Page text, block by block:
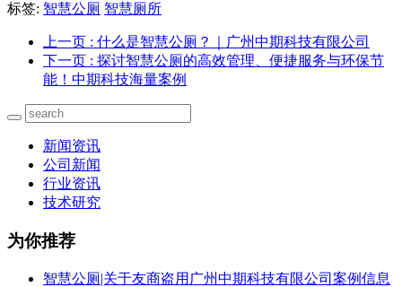
标签: 智慧公厕 智慧厕所
上一页 : 什么是智慧公厕？｜广州中期科技有限公司
下一页 : 探讨智慧公厕的高效管理、便捷服务与环保节
能！中期科技海量案例
新闻资讯
公司新闻
行业资讯
技术研究
为你推荐
智慧公厕|关于友商盗用广州中期科技有限公司案例信息